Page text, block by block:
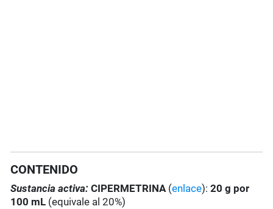
CONTENIDO
Sustancia activa:CIPERMETRINA (enlace): 20 g por
100 mL (equivale al 20%)